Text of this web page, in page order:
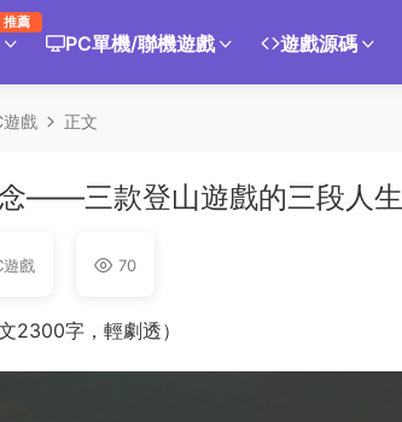
推薦
PC單機/聯機遊戲 遊戲源碼
遊戲 正文
——三款登山遊戲的三段人生
遊戲 70
2300字，輕劇透）